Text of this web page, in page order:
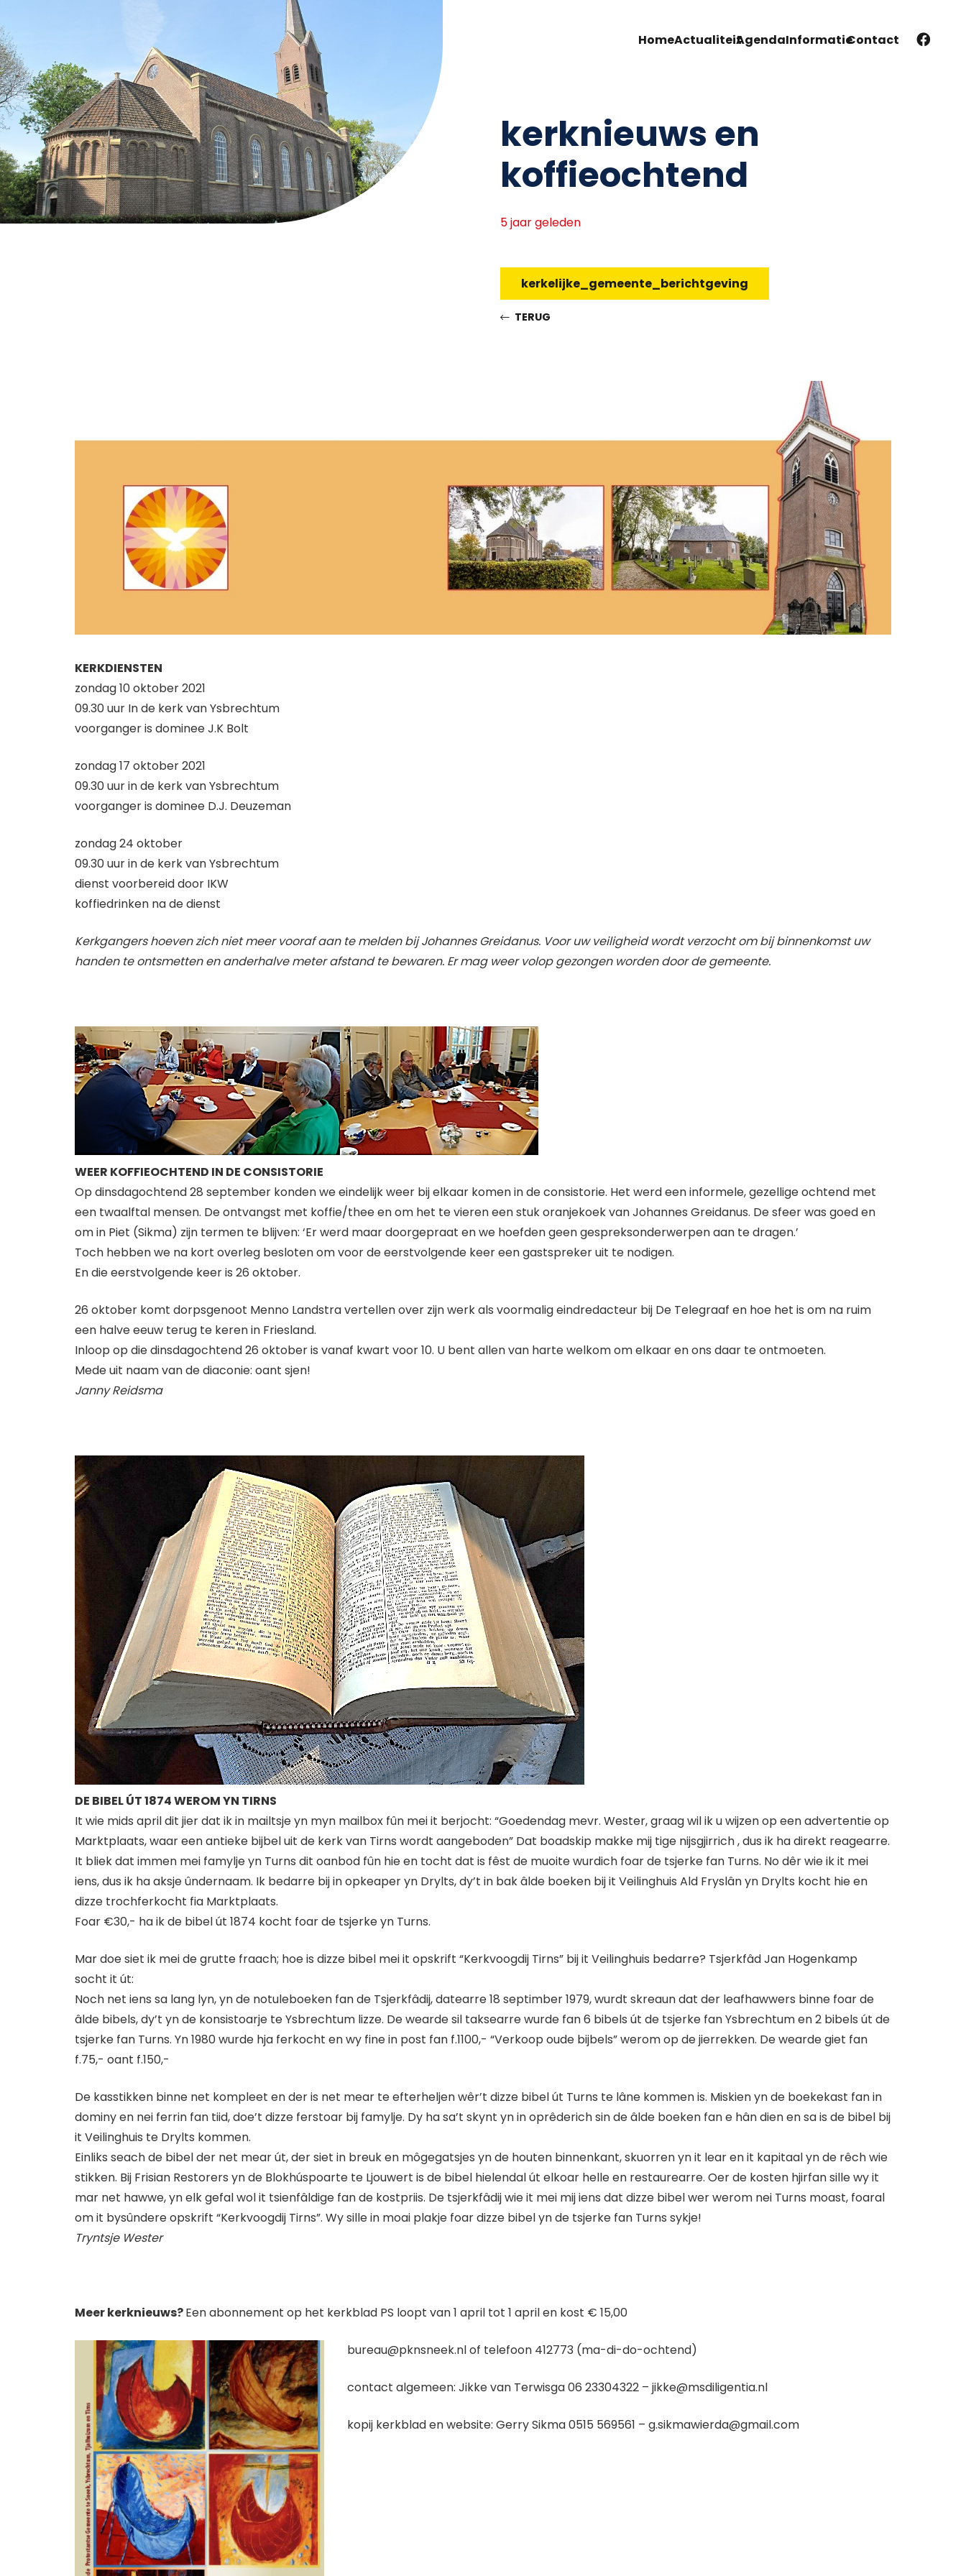
HomeActualiteitAgendaInformatieContact
kerknieuws en
koffieochtend
5 jaar geleden
kerkelijke_gemeente_berichtgeving
TERUG
KERKDIENSTEN
zondag 10 oktober 2021
09.30 uur In de kerk van Ysbrechtum
voorganger is dominee J.K Bolt
zondag 17 oktober 2021
09.30 uur in de kerk van Ysbrechtum
voorganger is dominee D.J. Deuzeman
zondag 24 oktober
09.30 uur in de kerk van Ysbrechtum
dienst voorbereid door IKW
koffiedrinken na de dienst
Kerkgangers hoeven zich niet meer vooraf aan te melden bij Johannes Greidanus. Voor uw veiligheid wordt verzocht om bij binnenkomst uw
handen te ontsmetten en anderhalve meter afstand te bewaren. Er mag weer volop gezongen worden door de gemeente.
WEER KOFFIEOCHTEND IN DE CONSISTORIE
Op dinsdagochtend 28 september konden we eindelijk weer bij elkaar komen in de consistorie. Het werd een informele, gezellige ochtend met
een twaalftal mensen. De ontvangst met koffie/thee en om het te vieren een stuk oranjekoek van Johannes Greidanus. De sfeer was goed en
om in Piet (Sikma) zijn termen te blijven: ‘Er werd maar doorgepraat en we hoefden geen gespreksonderwerpen aan te dragen.’
Toch hebben we na kort overleg besloten om voor de eerstvolgende keer een gastspreker uit te nodigen.
En die eerstvolgende keer is 26 oktober.
26 oktober komt dorpsgenoot Menno Landstra vertellen over zijn werk als voormalig eindredacteur bij De Telegraaf en hoe het is om na ruim
een halve eeuw terug te keren in Friesland.
Inloop op die dinsdagochtend 26 oktober is vanaf kwart voor 10. U bent allen van harte welkom om elkaar en ons daar te ontmoeten.
Mede uit naam van de diaconie: oant sjen!
Janny Reidsma
DE BIBEL ÚT 1874 WEROM YN TIRNS
It wie mids april dit jier dat ik in mailtsje yn myn mailbox fûn mei it berjocht: “Goedendag mevr. Wester, graag wil ik u wijzen op een advertentie op
Marktplaats, waar een antieke bijbel uit de kerk van Tirns wordt aangeboden” Dat boadskip makke mij tige nijsgjirrich , dus ik ha direkt reagearre.
It bliek dat immen mei famylje yn Turns dit oanbod fûn hie en tocht dat is fêst de muoite wurdich foar de tsjerke fan Turns. No dêr wie ik it mei
iens, dus ik ha aksje ûndernaam. Ik bedarre bij in opkeaper yn Drylts, dy’t in bak âlde boeken bij it Veilinghuis Ald Fryslân yn Drylts kocht hie en
dizze trochferkocht fia Marktplaats.
Foar €30,- ha ik de bibel út 1874 kocht foar de tsjerke yn Turns.
Mar doe siet ik mei de grutte fraach; hoe is dizze bibel mei it opskrift “Kerkvoogdij Tirns” bij it Veilinghuis bedarre? Tsjerkfâd Jan Hogenkamp
socht it út:
Noch net iens sa lang lyn, yn de notuleboeken fan de Tsjerkfâdij, datearre 18 septimber 1979, wurdt skreaun dat der leafhawwers binne foar de
âlde bibels, dy’t yn de konsistoarje te Ysbrechtum lizze. De wearde sil taksearre wurde fan 6 bibels út de tsjerke fan Ysbrechtum en 2 bibels út de
tsjerke fan Turns. Yn 1980 wurde hja ferkocht en wy fine in post fan f.1100,- “Verkoop oude bijbels” werom op de jierrekken. De wearde giet fan
f.75,- oant f.150,-
De kasstikken binne net kompleet en der is net mear te efterheljen wêr’t dizze bibel út Turns te lâne kommen is. Miskien yn de boekekast fan in
dominy en nei ferrin fan tiid, doe’t dizze ferstoar bij famylje. Dy ha sa’t skynt yn in oprêderich sin de âlde boeken fan e hân dien en sa is de bibel bij
it Veilinghuis te Drylts kommen.
Einliks seach de bibel der net mear út, der siet in breuk en môgegatsjes yn de houten binnenkant, skuorren yn it lear en it kapitaal yn de rêch wie
stikken. Bij Frisian Restorers yn de Blokhúspoarte te Ljouwert is de bibel hielendal út elkoar helle en restaurearre. Oer de kosten hjirfan sille wy it
mar net hawwe, yn elk gefal wol it tsienfâldige fan de kostpriis. De tsjerkfâdij wie it mei mij iens dat dizze bibel wer werom nei Turns moast, foaral
om it bysûndere opskrift “Kerkvoogdij Tirns”. Wy sille in moai plakje foar dizze bibel yn de tsjerke fan Turns sykje!
Tryntsje Wester
Meer kerknieuws?Een abonnement op het kerkblad PS loopt van 1 april tot 1 april en kost € 15,00
bureau@pknsneek.nl of telefoon 412773 (ma-di-do-ochtend)
contact algemeen: Jikke van Terwisga 06 23304322 – jikke@msdiligentia.nl
kopij kerkblad en website: Gerry Sikma 0515 569561 – g.sikmawierda@gmail.com